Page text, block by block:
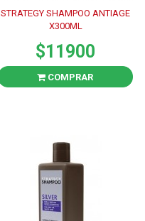
STRATEGY SHAMPOO ANTIAGE
X300ML
$11900
COMPRAR